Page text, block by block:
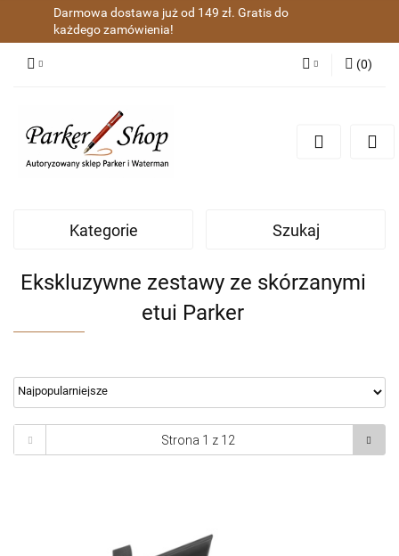
Darmowa dostawa już od 149 zł. Gratis do
każdego zamówienia!
Zarejestruj się
(0)
Kategorie Szukaj
Ekskluzywne zestawy ze skórzanymi
etui Parker